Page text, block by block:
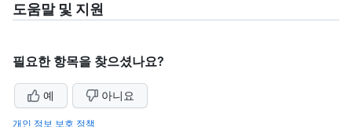
도움말 및 지원
필요한 항목을 찾으셨나요?
예 아니요
개인 정보 보호 정책